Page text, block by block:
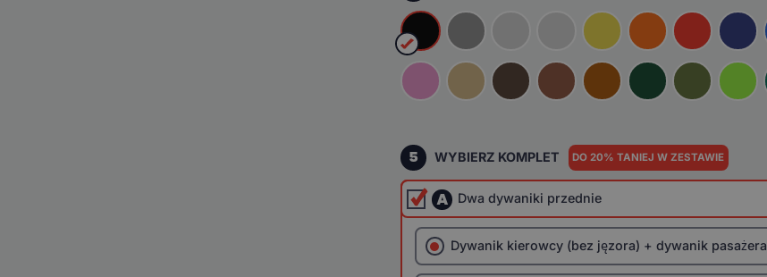
5 WYBIERZ KOMPLET DO 20% TANIEJ W ZESTAWIE
A Dwa dywaniki przednie
Dywanik kierowcy (bez jęzora) + dywanik pasażera